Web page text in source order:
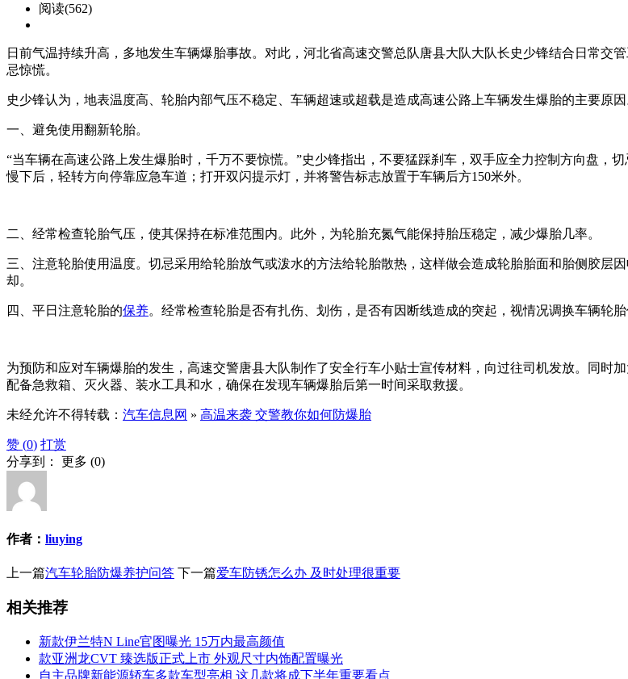
阅读(562)
日前气温持续升高，多地发生车辆爆胎事故。对此，河北省高速交警总队唐县大队大队长史少锋结合日常交
忌惊慌。
史少锋认为，地表温度高、轮胎内部气压不稳定、车辆超速或超载是造成高速公路上车辆发生爆胎的主要原
一、避免使用翻新轮胎。
“当车辆在高速公路上发生爆胎时，千万不要惊慌。”史少锋指出，不要猛踩刹车，双手应全力控制方向盘，
慢下后，轻转方向停靠应急车道；打开双闪提示灯，并将警告标志放置于车辆后方150米外。
二、经常检查轮胎气压，使其保持在标准范围内。此外，为轮胎充氮气能保持胎压稳定，减少爆胎几率。
三、注意轮胎使用温度。切忌采用给轮胎放气或泼水的方法给轮胎散热，这样做会造成轮胎胎面和胎侧胶层
却。
四、平日注意轮胎的保养。经常检查轮胎是否有扎伤、划伤，是否有因断线造成的突起，视情况调换车辆轮
为预防和应对车辆爆胎的发生，高速交警唐县大队制作了安全行车小贴士宣传材料，向过往司机发放。同时
配备急救箱、灭火器、装水工具和水，确保在发现车辆爆胎后第一时间采取救援。
未经允许不得转载： 汽车信息网 » 高温来袭 交警教你如何防爆胎
赞 (0) 打赏
分享到： 更多 (0)
作者： liuying
上一篇汽车轮胎防爆养护问答 下一篇爱车防锈怎么办 及时处理很重要
相关推荐
新款伊兰特N Line官图曝光 15万内最高颜值
款亚洲龙CVT 臻选版正式上市 外观尺寸内饰配置曝光
自主品牌新能源轿车多款车型亮相 这几款将成下半年重要看点